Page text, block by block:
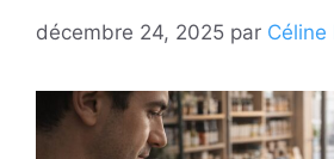
décembre 24, 2025 par